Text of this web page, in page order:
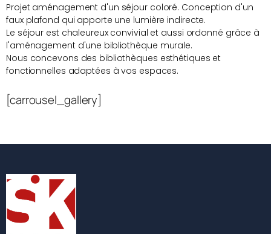
Projet aménagement d'un séjour coloré. Conception d'un
faux plafond qui apporte une lumière indirecte.
Le séjour est chaleureux convivial et aussi ordonné grâce à
l'aménagement d'une bibliothèque murale.
Nous concevons des bibliothèques esthétiques et
fonctionnelles adaptées à vos espaces.
[carrousel_gallery]